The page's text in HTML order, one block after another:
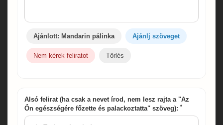
Ajánlott: Mandarin pálinka Ajánlj szöveget
Nem kérek feliratot Törlés
Alsó felirat (ha csak a nevet írod, nem lesz rajta a "Az
Ön egészségére főzette és palackoztatta" szöveg): *